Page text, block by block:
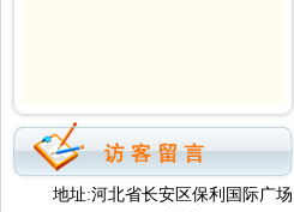
地址:河北省长安区保利国际广场